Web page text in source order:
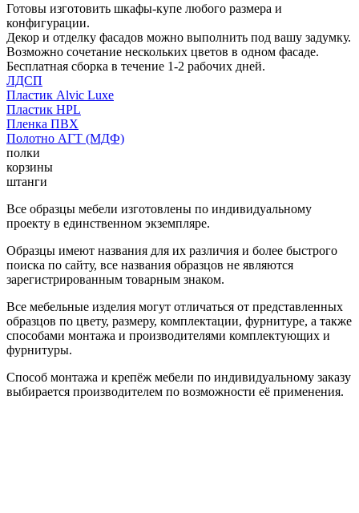
Готовы изготовить шкафы-купе любого размера и
конфигурации.
Декор и отделку фасадов можно выполнить под вашу задумку.
Возможно сочетание нескольких цветов в одном фасаде.
Бесплатная сборка в течение 1-2 рабочих дней.
ЛДСП
Пластик Alvic Luxe
Пластик HPL
Пленка ПВХ
Полотно АГТ (МДФ)
полки
корзины
штанги
Все образцы мебели изготовлены по индивидуальному
проекту в единственном экземпляре.
Образцы имеют названия для их различия и более быстрого
поиска по сайту, все названия образцов не являются
зарегистрированным товарным знаком.
Все мебельные изделия могут отличаться от представленных
образцов по цвету, размеру, комплектации, фурнитуре, а также
способами монтажа и производителями комплектующих и
фурнитуры.
Способ монтажа и крепёж мебели по индивидуальному заказу
выбирается производителем по возможности её применения.